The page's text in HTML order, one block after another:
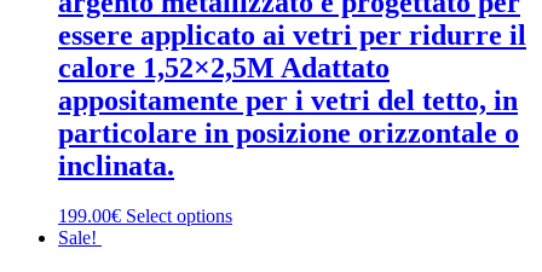
essere applicato ai vetri per ridurre il
calore 1,52×2,5M Adattato
appositamente per i vetri del tetto, in
particolare in posizione orizzontale o
inclinata.
199.00€ Select options
Sale!